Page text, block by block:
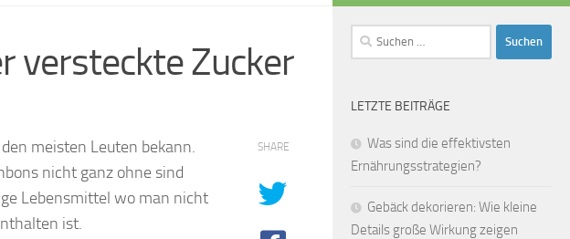
versteckte Zucker
meisten Leuten bekann.
nicht ganz ohne sind
Lebensmittel wo man nicht
ist.
SHARE
Suchen
nach:
LETZTE BEITRÄGE
Was sind die effektivsten
Ernährungsstrategien?
Gebäck dekorieren: Wie kleine
Details große Wirkung zeigen